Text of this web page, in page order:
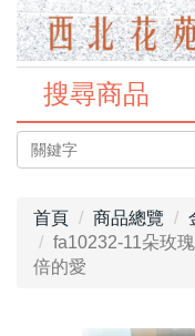
搜尋商品
首頁 商品總覽
fa10232-11朵玫
倍的愛